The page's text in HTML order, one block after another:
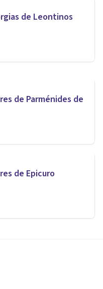
de Leontinos
de
griego
de Parménides de
de Epicuro